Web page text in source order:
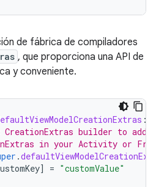
de fábrica de compiladores
, que proporciona una API de
y conveniente.
:
CreationExtras builder to add
in your Activity or
.
] = "customValue"